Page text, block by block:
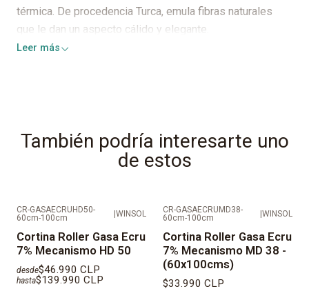
térmica. De procedencia Turca, emula fibras naturales
que le dan un aspecto cálido y elegante.
IMPORTANTE: AL SER PRODUCTOS FABRICADOS A
HÁBILES
VALORES REFLEJADOS NO CONSIDERAN
INSTALACIÓN.
DESPACHOS EN REGIÓN METROPOLITANA EN MAIPO,
Leer más
También podría interesarte uno
de estos
CR-GASAECRUHD50-
60cm-100cm
WINSOL
Cortina Roller Gasa Ecru
7% Mecanismo HD 50
desde$46.990 CLP
hasta$139.990 CLP
CR-GASAECRUMD38-
60cm-100cm
WINSOL
Cortina Roller Gasa Ecru
7% Mecanismo MD 38 -
(60x100cms)
$33.990 CLP